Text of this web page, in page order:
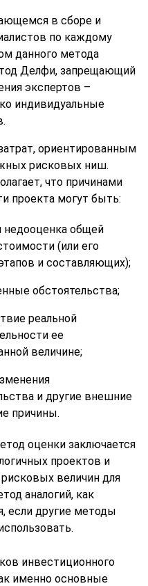
в сборе и
по каждому
данного метода
Делфи, запрещающий
экспертов –
индивидуальные
ориентированным
рисковых ниш.
что причинами
проекта могут быть:
недооценка общей
(или его
и составляющих);
обстоятельства;
реальной
ее
величине;
и другие внешние
причины.
оценки заключается
проектов и
величин для
аналогий, как
если другие методы
инвестиционного
именно основные